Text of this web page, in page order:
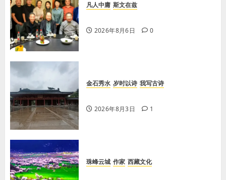
凡人中庸 斯文在兹
2026年8月6日 0
金石秀水 岁时以诗 我写古诗
2026年8月3日 1
珠峰云城 作家 西藏文化